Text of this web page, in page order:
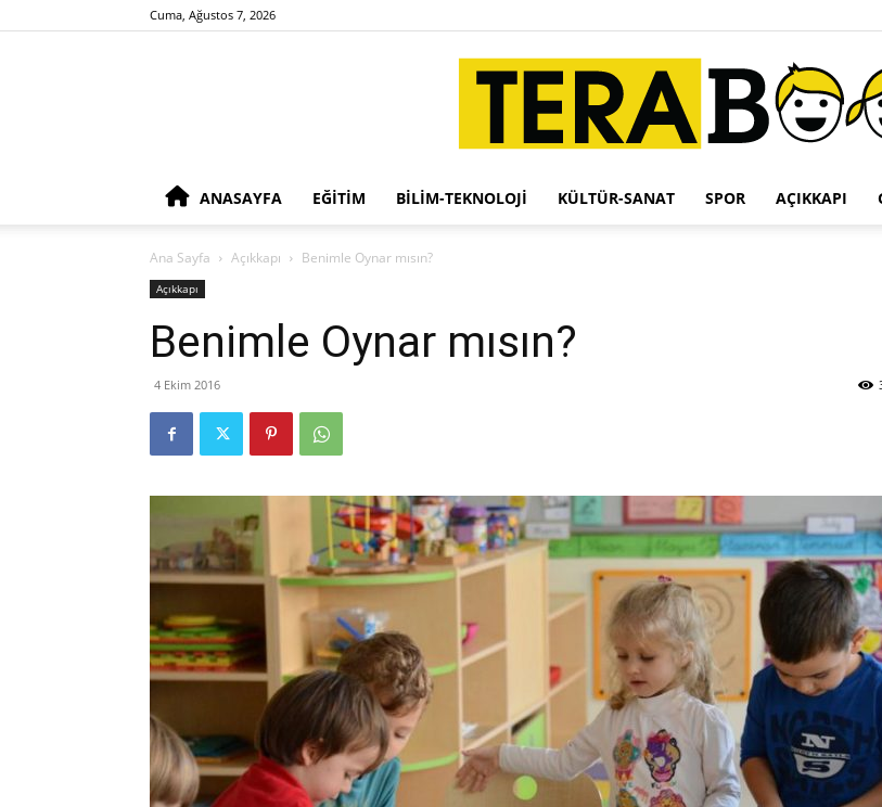
Cuma, Ağustos 7, 2026
ANASAYFA EĞITIM BILIM-TEKNOLOJI KÜLTÜR-SANAT SPOR AÇIKKAPI
Ana Sayfa Açıkkapı Benimle Oynar mısın?
Açıkkapı
Benimle Oynar mısın?
4 Ekim 2016